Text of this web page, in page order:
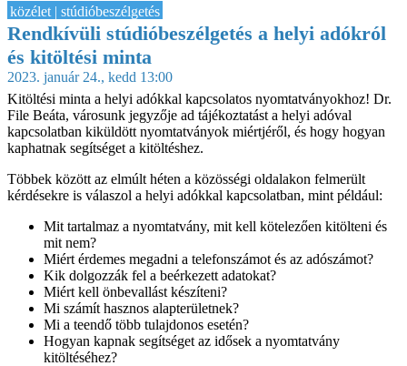
közélet | stúdióbeszélgetés
Rendkívüli stúdióbeszélgetés a helyi adókról
és kitöltési minta
2023. január 24., kedd 13:00
Kitöltési minta a helyi adókkal kapcsolatos nyomtatványokhoz! Dr.
File Beáta, városunk jegyzője ad tájékoztatást a helyi adóval
kapcsolatban kiküldött nyomtatványok miértjéről, és hogy hogyan
kaphatnak segítséget a kitöltéshez.
Többek között az elmúlt héten a közösségi oldalakon felmerült
kérdésekre is válaszol a helyi adókkal kapcsolatban, mint például:
Mit tartalmaz a nyomtatvány, mit kell kötelezően kitölteni és
mit nem?
Miért érdemes megadni a telefonszámot és az adószámot?
Kik dolgozzák fel a beérkezett adatokat?
Miért kell önbevallást készíteni?
Mi számít hasznos alapterületnek?
Mi a teendő több tulajdonos esetén?
Hogyan kapnak segítséget az idősek a nyomtatvány
kitöltéséhez?